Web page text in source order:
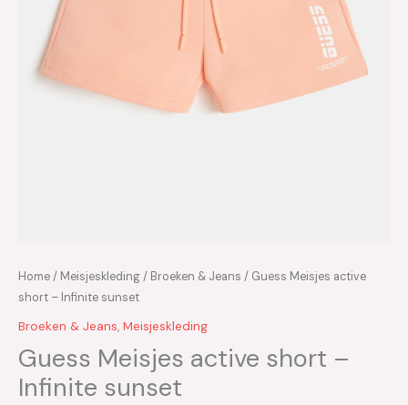
Home/ Meisjeskleding/ Broeken & Jeans / Guess Meisjes active
short – Infinite sunset
Broeken & Jeans, Meisjeskleding
Guess Meisjes active short –
Infinite sunset